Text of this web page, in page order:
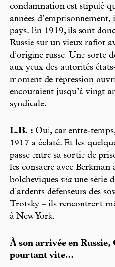
condamnation est stipulé
années d’emprisonnement,
pays. En 1919, ils sont
Russie sur un vieux rafiot
d’origine russe. Une sorte
aux yeux des autorités
moment de répression
encouraient jusqu’à vingt
syndicale.
L.B. : Oui, car entre-
1917 a éclaté. Et les
passe entre sa sortie de
les consacre avec Berkman
bolcheviques via une série
d’ardents défenseurs des
Trotsky – ils rencontrent
à New York.
À son arrivée en Russie,
pourtant vite...